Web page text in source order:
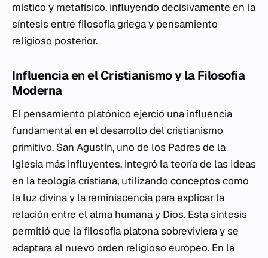
místico y metafísico, influyendo decisivamente en la
síntesis entre filosofía griega y pensamiento
religioso posterior.
Influencia en el Cristianismo y la Filosofía
Moderna
El pensamiento platónico ejerció una influencia
fundamental en el desarrollo del cristianismo
primitivo. San Agustín, uno de los Padres de la
Iglesia más influyentes, integró la teoría de las Ideas
en la teología cristiana, utilizando conceptos como
la luz divina y la reminiscencia para explicar la
relación entre el alma humana y Dios. Esta síntesis
permitió que la filosofía platona sobreviviera y se
adaptara al nuevo orden religioso europeo. En la